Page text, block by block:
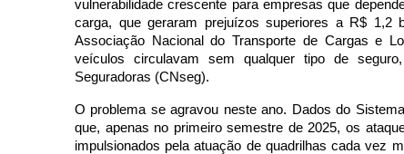
vulnerabilidade crescente para empresas que
carga, que geraram prejuízos superiores a R$ 1,2
Associação Nacional do Transporte de Cargas e
veículos circulavam sem qualquer tipo de
Seguradoras (CNseg).
O problema se agravou neste ano. Dados do
que, apenas no primeiro semestre de 2025, os
impulsionados pela atuação de quadrilhas cada vez